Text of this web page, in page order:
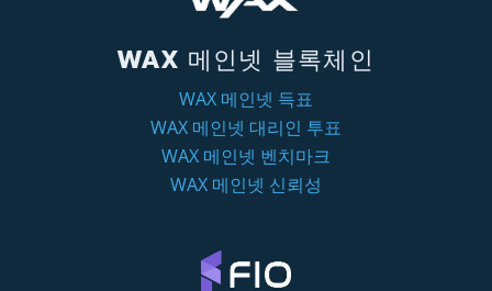
WAX 메인넷 블록체인
WAX 메인넷 득표
WAX 메인넷 대리인 투표
WAX 메인넷 벤치마크
WAX 메인넷 신뢰성